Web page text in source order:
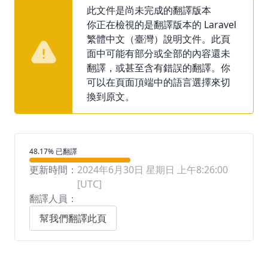
此文件是尚未完成的翻譯版本
你正在檢視的是翻譯版本的 Laravel
繁體中文（臺灣）說明文件。此頁
面中可能有部分或全部的內容還未
翻譯，或甚至含有錯誤的翻譯。你
可以在頁面頂端中的語言選擇來切
換到原文。
翻譯進度
48.17% 已翻譯
更新時間： 2024年6月30日 星期日 上午8:26:00
[UTC]
翻譯人員：
幫我們翻譯此頁